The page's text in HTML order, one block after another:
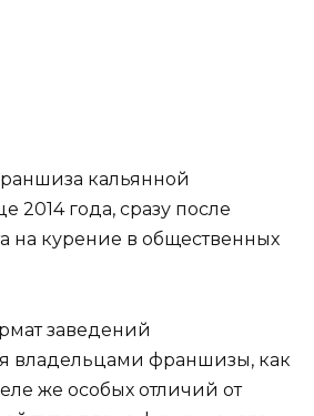
кальянной
2014 года, сразу после
на курение в общественных
заведений
владельцами франшизы, как
же особых отличий от